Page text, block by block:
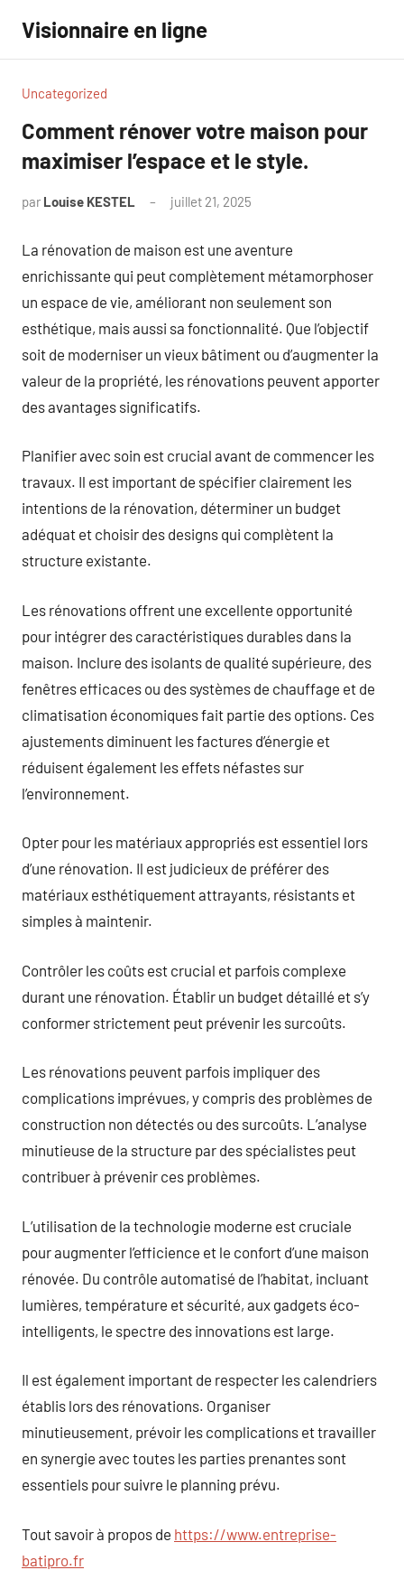
contenu
Visionnaire en ligne
Uncategorized
Comment rénover votre maison pour
maximiser l’espace et le style.
par Louise KESTEL juillet 21, 2025
La rénovation de maison est une aventure
enrichissante qui peut complètement métamorphoser
un espace de vie, améliorant non seulement son
esthétique, mais aussi sa fonctionnalité. Que l’objectif
soit de moderniser un vieux bâtiment ou d’augmenter la
valeur de la propriété, les rénovations peuvent apporter
des avantages significatifs.
Planifier avec soin est crucial avant de commencer les
travaux. Il est important de spécifier clairement les
intentions de la rénovation, déterminer un budget
adéquat et choisir des designs qui complètent la
structure existante.
Les rénovations offrent une excellente opportunité
pour intégrer des caractéristiques durables dans la
maison. Inclure des isolants de qualité supérieure, des
fenêtres efficaces ou des systèmes de chauffage et de
climatisation économiques fait partie des options. Ces
ajustements diminuent les factures d’énergie et
réduisent également les effets néfastes sur
l’environnement.
Opter pour les matériaux appropriés est essentiel lors
d’une rénovation. Il est judicieux de préférer des
matériaux esthétiquement attrayants, résistants et
simples à maintenir.
Contrôler les coûts est crucial et parfois complexe
durant une rénovation. Établir un budget détaillé et s’y
conformer strictement peut prévenir les surcoûts.
Les rénovations peuvent parfois impliquer des
complications imprévues, y compris des problèmes de
construction non détectés ou des surcoûts. L’analyse
minutieuse de la structure par des spécialistes peut
contribuer à prévenir ces problèmes.
L’utilisation de la technologie moderne est cruciale
pour augmenter l’efficience et le confort d’une maison
rénovée. Du contrôle automatisé de l’habitat, incluant
lumières, température et sécurité, aux gadgets éco-
intelligents, le spectre des innovations est large.
Il est également important de respecter les calendriers
établis lors des rénovations. Organiser
minutieusement, prévoir les complications et travailler
en synergie avec toutes les parties prenantes sont
essentiels pour suivre le planning prévu.
Tout savoir à propos de https://www.entreprise-
batipro.fr